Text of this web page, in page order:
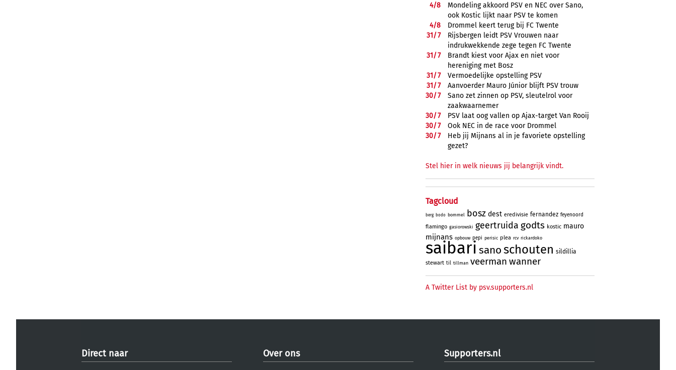
4/8
Mondeling akkoord PSV en NEC over Sano,
ook Kostic lijkt naar PSV te komen
4/8
Drommel keert terug bij FC Twente
31/7
Rijsbergen leidt PSV Vrouwen naar
indrukwekkende zege tegen FC Twente
31/7
Brandt kiest voor Ajax en niet voor
hereniging met Bosz
31/7
Vermoedelijke opstelling PSV
31/7
Aanvoerder Mauro Júnior blijft PSV trouw
30/7
Sano zet zinnen op PSV, sleutelrol voor
zaakwaarnemer
30/7
PSV laat oog vallen op Ajax-target Van Rooij
30/7
Ook NEC in de race voor Drommel
30/7
Heb jij Mijnans al in je favoriete opstelling
gezet?
Stel hier in welk nieuws jij belangrijk vindt.
Tagcloud
berg bodo bommel bosz dest eredivisie fernandez feyenoord
flamingo gasiorowski geertruida godts kostic mauro
mijnans opbouw pepi perisic plea rcv rickardoko
saibari sanoschouten sildillia
stewart til tillman veerman wanner
A Twitter List by psv.supporters.nl
Direct naar Over ons Supporters.nl